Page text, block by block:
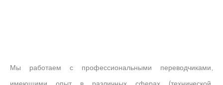
Мы работаем с профессиональными переводчиками,
имеющими опыт в различных сферах (технической,